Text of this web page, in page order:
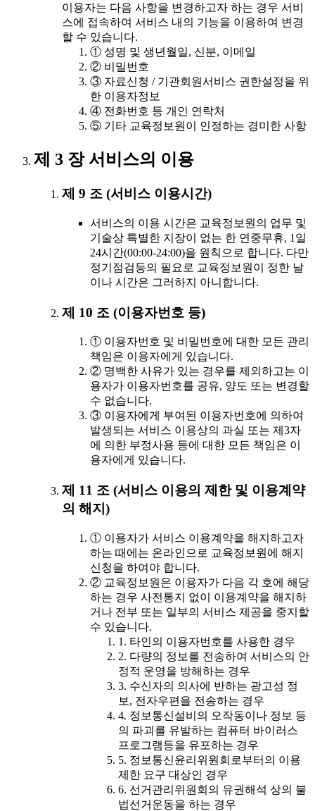
이용자는 다음 사항을 변경하고자 하는 경우 서비
스에 접속하여 서비스 내의 기능을 이용하여 변경
할 수 있습니다.
① 성명 및 생년월일, 신분, 이메일
② 비밀번호
③ 자료신청 / 기관회원서비스 권한설정을 위
한 이용자정보
④ 전화번호 등 개인 연락처
⑤ 기타 교육정보원이 인정하는 경미한 사항
제 3 장 서비스의 이용
제 9 조 (서비스 이용시간)
서비스의 이용 시간은 교육정보원의 업무 및
기술상 특별한 지장이 없는 한 연중무휴, 1일
24시간(00:00-24:00)을 원칙으로 합니다. 다만
정기점검등의 필요로 교육정보원이 정한 날
이나 시간은 그러하지 아니합니다.
제 10 조 (이용자번호 등)
① 이용자번호 및 비밀번호에 대한 모든 관리
책임은 이용자에게 있습니다.
② 명백한 사유가 있는 경우를 제외하고는 이
용자가 이용자번호를 공유, 양도 또는 변경할
수 없습니다.
③ 이용자에게 부여된 이용자번호에 의하여
발생되는 서비스 이용상의 과실 또는 제3자
에 의한 부정사용 등에 대한 모든 책임은 이
용자에게 있습니다.
제 11 조 (서비스 이용의 제한 및 이용계약
의 해지)
① 이용자가 서비스 이용계약을 해지하고자
하는 때에는 온라인으로 교육정보원에 해지
신청을 하여야 합니다.
② 교육정보원은 이용자가 다음 각 호에 해당
하는 경우 사전통지 없이 이용계약을 해지하
거나 전부 또는 일부의 서비스 제공을 중지할
수 있습니다.
1. 타인의 이용자번호를 사용한 경우
2. 다량의 정보를 전송하여 서비스의 안
정적 운영을 방해하는 경우
3. 수신자의 의사에 반하는 광고성 정
보, 전자우편을 전송하는 경우
4. 정보통신설비의 오작동이나 정보 등
의 파괴를 유발하는 컴퓨터 바이러스
프로그램등을 유포하는 경우
5. 정보통신윤리위원회로부터의 이용
제한 요구 대상인 경우
6. 선거관리위원회의 유권해석 상의 불
법선거운동을 하는 경우